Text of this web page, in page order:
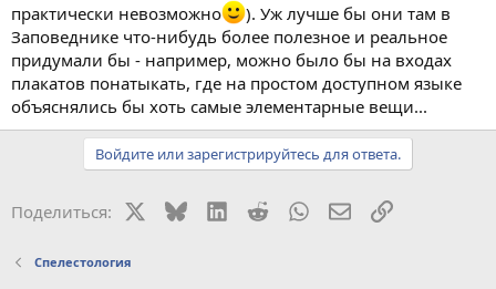
практически невозможно
). Уж лучше бы они там в
Заповеднике что-нибудь более полезное и реальное
придумали бы - например, можно было бы на входах
плакатов понатыкать, где на простом доступном языке
объяснялись бы хоть самые элементарные вещи...
Войдите или зарегистрируйтесь для ответа.
Поделиться: BlueskyLinkedIn
RedditWhatsAppЭлектронная
Ссылка
Спелестология